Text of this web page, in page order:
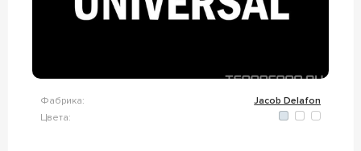
Фабрика:
Jacob Delafon
Цвета: